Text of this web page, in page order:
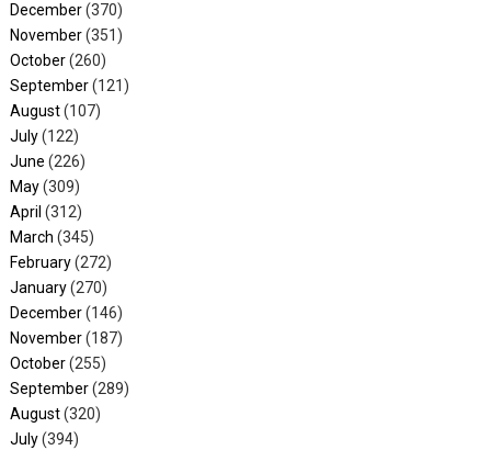
December(370)
November(351)
October(260)
September(121)
August(107)
July(122)
June (226)
May(309)
April (312)
March (345)
February(272)
January(270)
December(146)
November(187)
October(255)
September(289)
August(320)
July(394)